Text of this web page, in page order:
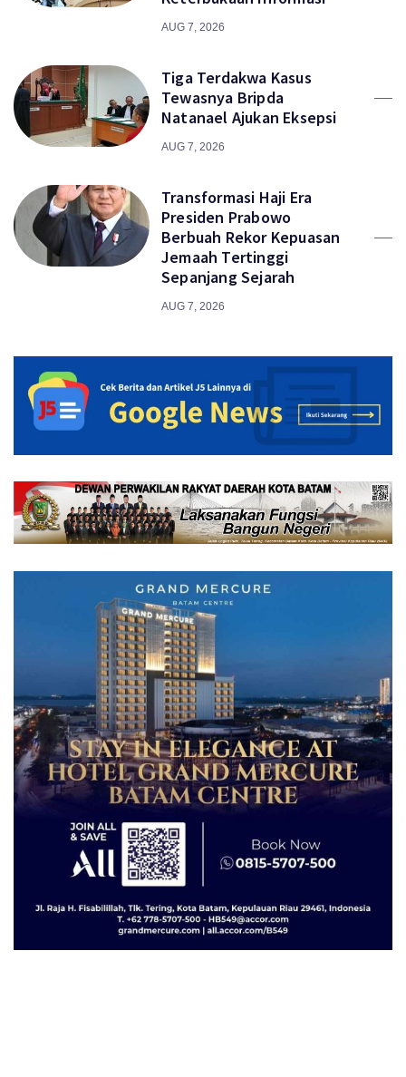
AUG 7, 2026
Tiga Terdakwa Kasus
Tewasnya Bripda
Natanael Ajukan Eksepsi
AUG 7, 2026
Transformasi Haji Era
Presiden Prabowo
Berbuah Rekor Kepuasan
Jemaah Tertinggi
Sepanjang Sejarah
AUG 7, 2026